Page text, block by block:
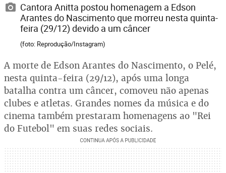
Cantora Anitta postou homenagem a Edson
Arantes do Nascimento que morreu nesta quinta-
feira (29/12) devido a um câncer
(foto: Reprodução/Instagram)
A morte de Edson Arantes do Nascimento, o Pelé,
nesta quinta-feira (29/12), após uma longa
batalha contra um câncer, comoveu não apenas
clubes e atletas. Grandes nomes da música e do
cinema também prestaram homenagens ao "Rei
do Futebol" em suas redes sociais.